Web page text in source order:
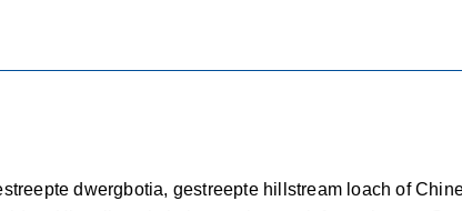
dwergbotia, gestreepte hillstream loach of